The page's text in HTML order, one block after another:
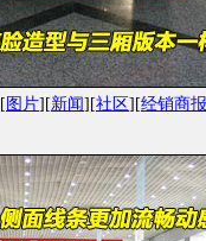
图片][新闻][社区][经销商